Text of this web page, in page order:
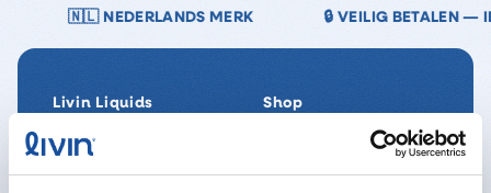
MERK 🔒 VEILIG BETALEN — IDEAL ·
Livin Liquids
Ons verhaal
Onze Impact
Shop
SpaReady